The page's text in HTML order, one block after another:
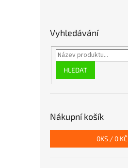
Vyhledávání
HLEDAT
Nákupní košík
0KS / 0 KČ